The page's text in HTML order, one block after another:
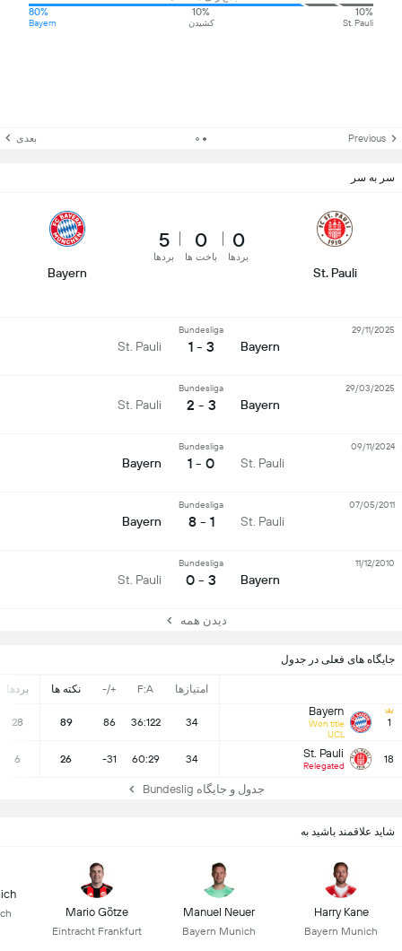
جایگاه های فعلی در جدول
امتیازها F:A
+/- نکته ها بردها
1
Bayern
Won title
UCL
34
36:122
86
89
28
18
St. Pauli
Relegated
34
60:29
-31
26
6
جدول و جایگاه Bundeslig
10%
St. Pauli
10%
کشیدن
80%
Bayern
Previous بعدی
سر به سر
St. Pauli
0
بردها
0
باخت ها
5
بردها
Bayern
Bayern
Bundesliga
3 - 1
St. Pauli
29/11/2025
Bayern
Bundesliga
3 - 2
St. Pauli
29/03/2025
St. Pauli
Bundesliga
0 - 1
Bayern
09/11/2024
St. Pauli
Bundesliga
1 - 8
Bayern
07/05/2011
Bayern
Bundesliga
3 - 0
St. Pauli
11/12/2010
دیدن همه
شاید علاقمند باشید به
Harry Kane
Bayern Munich
Manuel Neuer
Bayern Munich
Mario Götze
Eintracht Frankfurt